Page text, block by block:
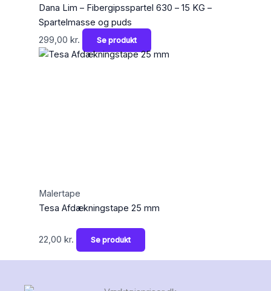
Dana Lim – Fibergipsspartel 630 – 15 KG –
Spartelmasse og puds
299,00 kr. Se produkt
Malertape
Tesa Afdækningstape 25 mm
22,00 kr. Se produkt